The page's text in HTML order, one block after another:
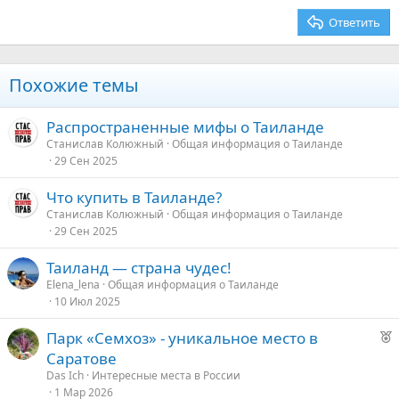
Ответить
Похожие темы
Распространенные мифы о Таиланде
Станислав Колюжный Общая информация о Таиланде
29 Сен 2025
Что купить в Таиланде?
Станислав Колюжный Общая информация о Таиланде
29 Сен 2025
Таиланд — страна чудес!
Elena_lena Общая информация о Таиланде
10 Июл 2025
Р
Парк «Семхоз» - уникальное место в
Саратове
Das Ich Интересные места в России
1 Мар 2026